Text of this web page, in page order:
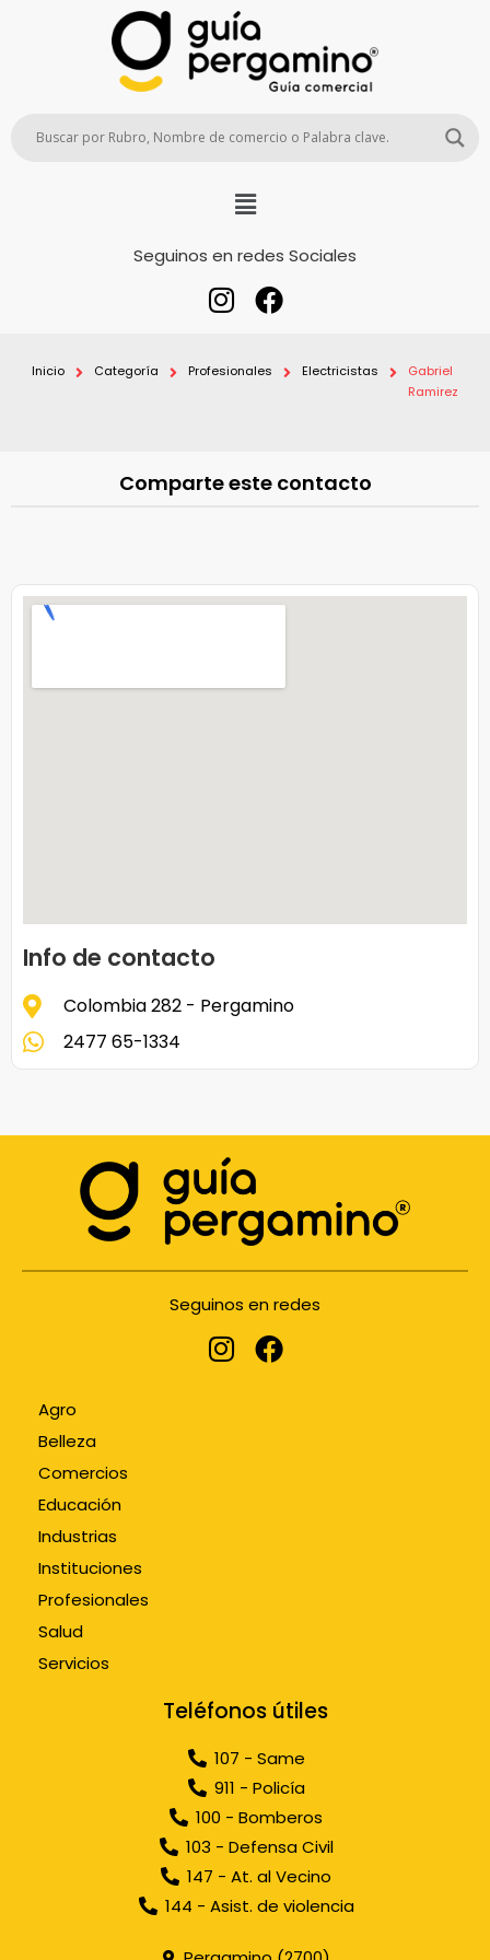
Seguinos en redes Sociales
Inicio Categoría Profesionales Electricistas
Gabriel
Ramirez
Comparte este contacto
Info de contacto
Colombia 282 - Pergamino
2477 65-1334
Seguinos en redes
Agro
Belleza
Comercios
Educación
Industrias
Instituciones
Profesionales
Salud
Servicios
Teléfonos útiles
107 - Same
911 - Policía
100 - Bomberos
103 - Defensa Civil
147 - At. al Vecino
144 - Asist. de violencia